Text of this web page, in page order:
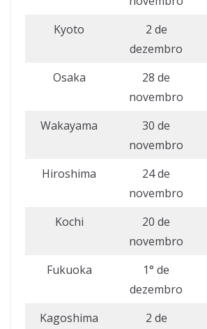
Kyoto
2 de
dezembro
Osaka
28 de
novembro
Wakayama
30 de
novembro
Hiroshima
24 de
novembro
Kochi
20 de
novembro
Fukuoka
1° de
dezembro
Kagoshima
2 de